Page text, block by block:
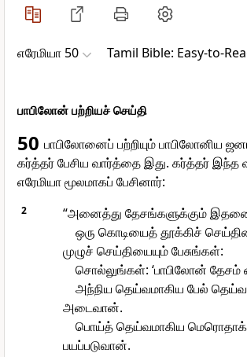
எரேமியா 50 Tamil Bible: Easy-to-
பாபிலோன் பற்றியச் செய்தி
50 பாபிலோனைப் பற்றியும் பாபிலோனிய
கர்த்தர் பேசிய வார்த்தை இது. கர்த்தர்
எரேமியா மூலமாகப் பேசினார்:
2
“அனைத்து தேசங்களுக்கும் இதனை
ஒரு கொடியைத் தூக்கிச்
முழுச் செய்தியையும் பேசுங்கள்:
சொல்லுங்கள்: ‘பாபிலோன் தேசம்
அந்நிய தெய்வமாகிய பேல்
அடைவான்.
பொய்த் தெய்வமாகிய மெரொதாக்
பயப்படுவான்.